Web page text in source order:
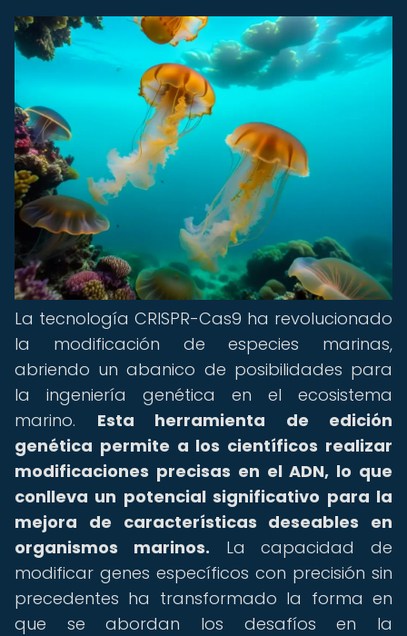
La tecnología CRISPR-Cas9 ha revolucionado
la modificación de especies marinas,
abriendo un abanico de posibilidades para
la ingeniería genética en el ecosistema
marino. Esta herramienta de edición
genética permite a los científicos realizar
modificaciones precisas en el ADN, lo que
conlleva un potencial significativo para la
mejora de características deseables en
organismos marinos. La capacidad de
modificar genes específicos con precisión sin
precedentes ha transformado la forma en
que se abordan los desafíos en la